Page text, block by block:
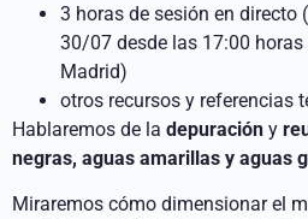
3 horas de sesión en directo
30/07 desde las 17:00
Madrid)
otros recursos y referencias
Hablaremos de la depuración y
negras, aguas amarillas y aguas
Miraremos cómo dimensionar el